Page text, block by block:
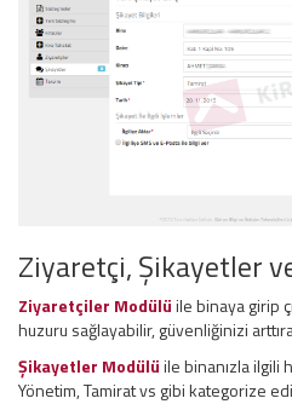
Ziyaretçi, Şikayetler
Ziyaretçiler Modülüile binaya girip
huzuru sağlayabilir, güvenliğinizi
Şikayetler Modülüile binanızla ilgili
Yönetim, Tamirat vs gibi kategorize